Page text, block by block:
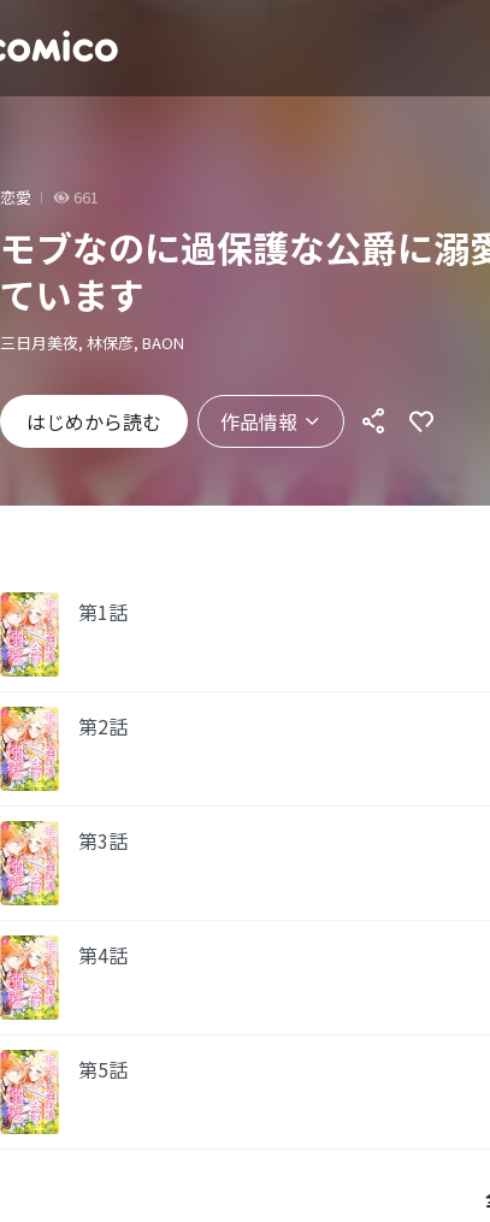
恋愛 661
モブなのに過保護な公爵に溺
ています
三日月美夜, 林保彦, BAON
はじめから読む 作品情報
第1話
第2話
第3話
第4話
第5話